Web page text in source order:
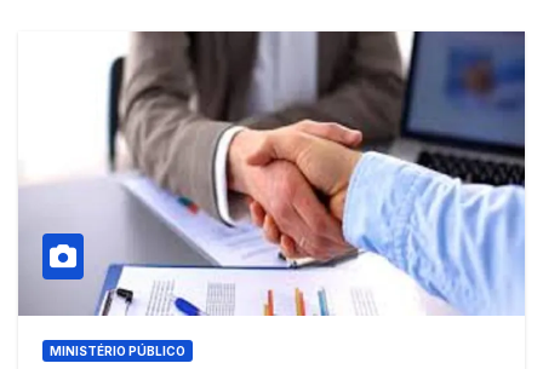
MINISTÉRIO PÚBLICO